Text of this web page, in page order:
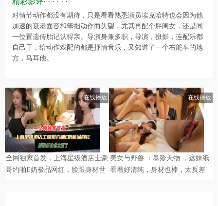
对情节动作都没有期待，只是看看熟悉演员埃克哈特也会因为他
加速的衰老面容和笨拙动作而失望，尤其再配个胖闺女，还是同
一位置遗传胎记认得亲。导演身兼多职，导演，摄影，连配乐都
自己干，给动作戏配的都是抒情音乐，又知道了一个右舵车的地
方，马耳他。